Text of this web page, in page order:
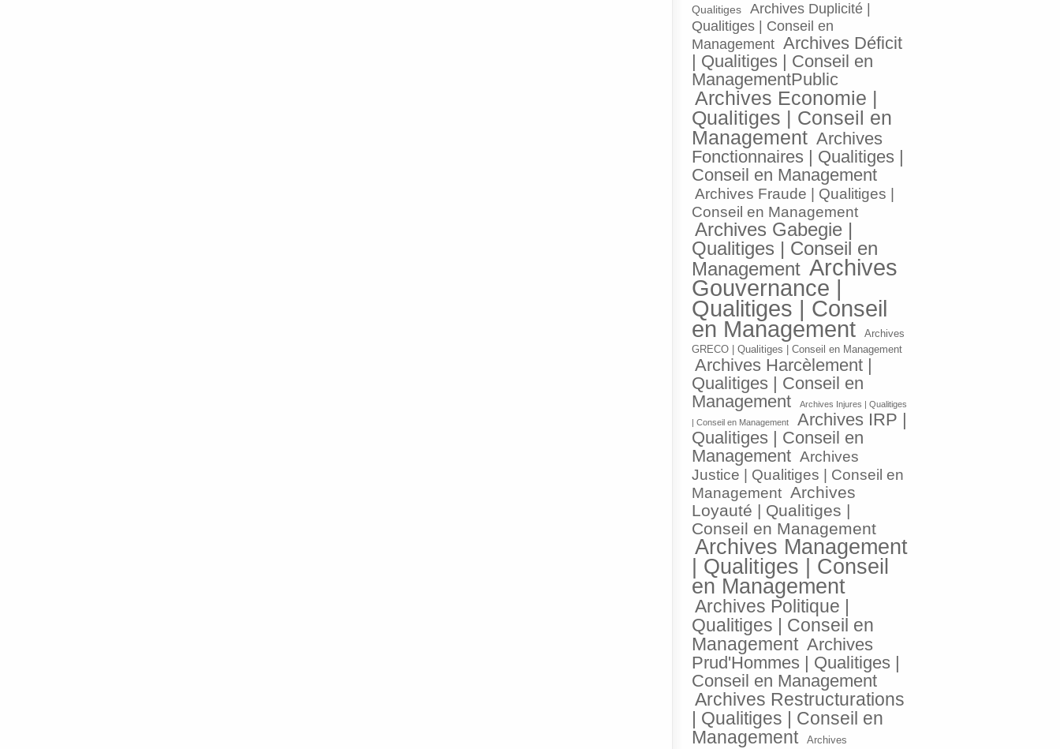
Qualitiges
Archives Duplicité |
Qualitiges | Conseil en
Management Archives Déficit
| Qualitiges | Conseil en
ManagementPublic
Archives Economie |
Qualitiges | Conseil en
Management Archives
Fonctionnaires | Qualitiges |
Conseil en Management
Archives Fraude | Qualitiges |
Conseil en Management
Archives Gabegie |
Qualitiges | Conseil en
Management Archives
Gouvernance |
Qualitiges | Conseil
en Management
Archives
GRECO | Qualitiges | Conseil en Management
Archives Harcèlement |
Qualitiges | Conseil en
Management
Archives Injures | Qualitiges
| Conseil en Management
Archives IRP |
Qualitiges | Conseil en
Management Archives
Justice | Qualitiges | Conseil en
Management Archives
Loyauté | Qualitiges |
Conseil en Management
Archives Management
| Qualitiges | Conseil
en Management
Archives Politique |
Qualitiges | Conseil en
Management Archives
Prud'Hommes | Qualitiges |
Conseil en Management
Archives Restructurations
| Qualitiges | Conseil en
Management
Archives